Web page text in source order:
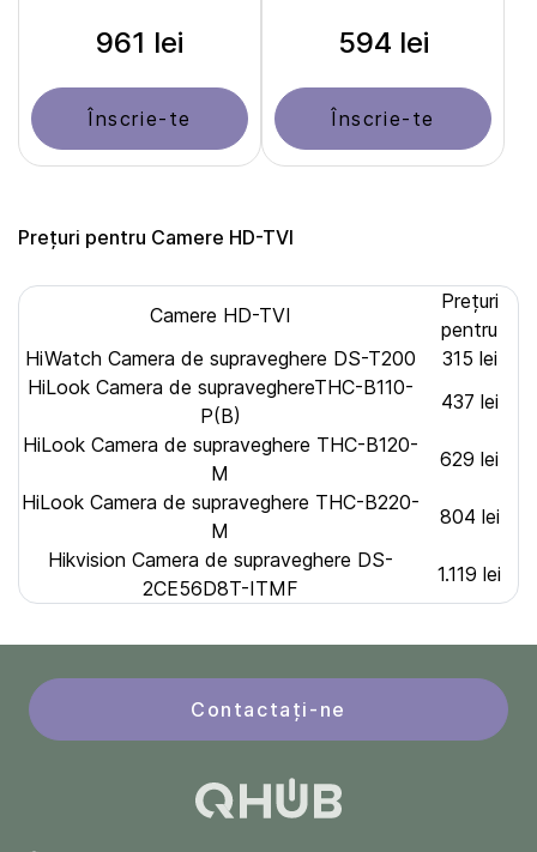
961 lei
Înscrie-te
594 lei
Înscrie-te
Prețuri pentru Camere HD-TVI
Camere HD-TVI
Prețuri
pentru
HiWatch Camera de supraveghere DS-T200
315 lei
HiLook Camera de supraveghereTHC-B110-
P(B)
437 lei
HiLook Camera de supraveghere THC-B120-
M
629 lei
HiLook Camera de supraveghere THC-B220-
M
804 lei
Hikvision Camera de supraveghere DS-
2CE56D8T-ITMF
1.119 lei
Contactați-ne